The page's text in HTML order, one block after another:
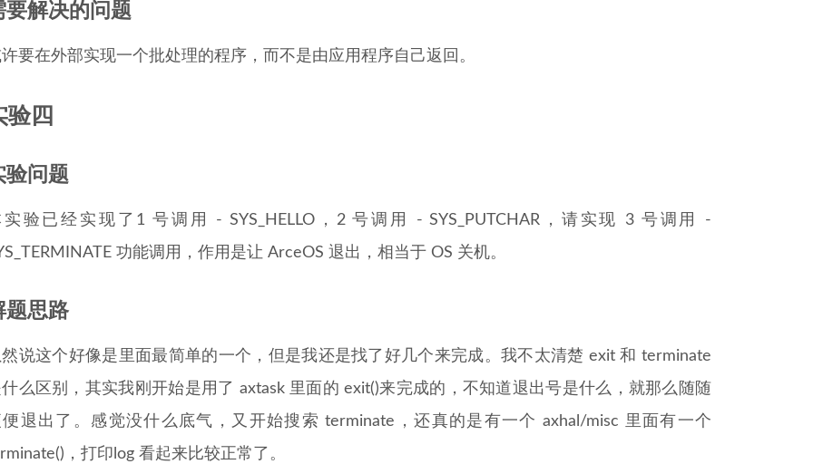
要解决的问题
要在外部实现一个批处理的程序，而不是由应用程序自己返回。
验四
验问题
实验已经实现了1 号调用 - SYS_HELLO，2 号调用 - SYS_PUTCHAR，请实现 3 号调用 -
功能调用，作用是让 ArceOS 退出，相当于 OS 关机。
题思路
说这个好像是里面最简单的一个，但是我还是找了好几个来完成。我不太清楚 exit 和 terminate
么区别，其实我刚开始是用了 axtask 里面的 exit()来完成的，不知道退出号是什么，就那么随随
便退出了。感觉没什么底气，又开始搜索 terminate，还真的是有一个 axhal/misc 里面有一个
，打印log 看起来比较正常了。